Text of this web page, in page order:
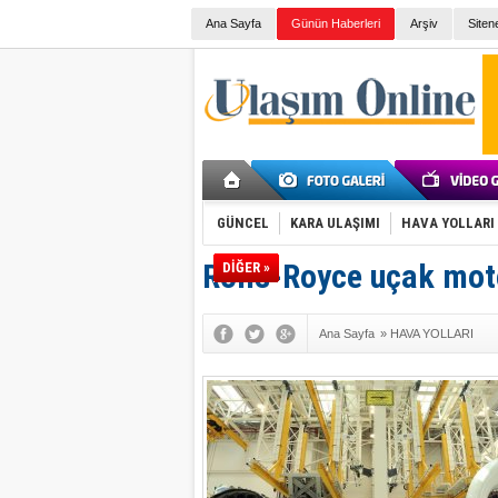
Ana Sayfa Günün Haberleri Arşiv
GÜNCEL KARA ULAŞIMI HAVA YOLLARI
DİĞER »
Rolls-Royce uçak
Ana Sayfa » HAVA YOLLARI